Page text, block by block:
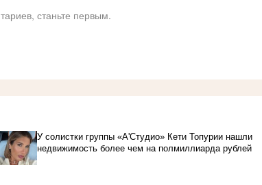
станьте первым.
У солистки группы «А'Студио» Кети Топурии нашли
недвижимость более чем на полмиллиарда рублей